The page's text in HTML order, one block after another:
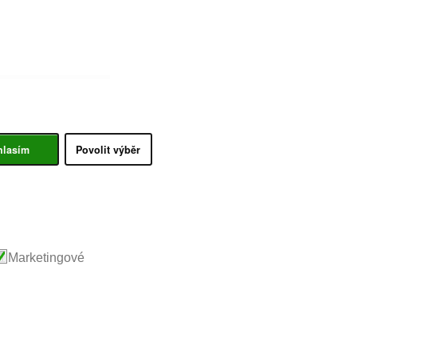
Povolit výběr
Marketingové